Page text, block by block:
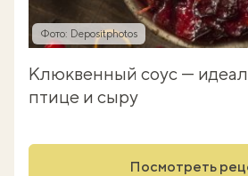
Фото: Depositphotos
Клюквенный соус —
птице и сыру
Посмотреть